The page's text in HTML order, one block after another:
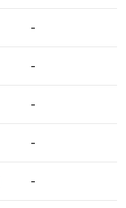
-
-
-
-
-